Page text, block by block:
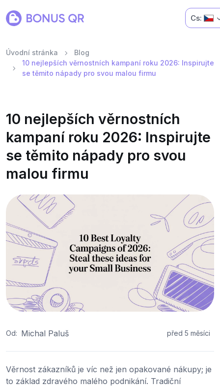
Cs:
Úvodní stránka
Blog
10 nejlepších věrnostních kampaní roku 2026: Inspirujte
se těmito nápady pro svou malou firmu
10 nejlepších věrnostních
kampaní roku 2026: Inspirujte
se těmito nápady pro svou
malou firmu
Od: Michal Paluš před 5 měsíci
Věrnost zákazníků je víc než jen opakované nákupy; je
to základ zdravého malého podnikání. Tradiční